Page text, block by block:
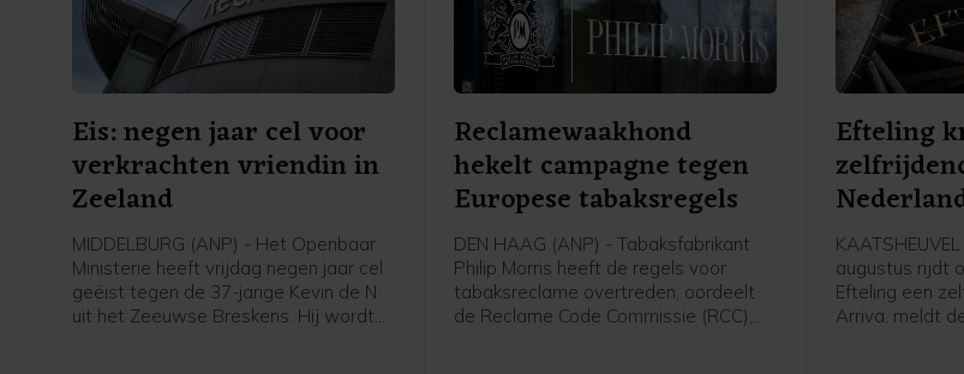
Eis: negen jaar cel voor
verkrachten vriendin in
Zeeland
MIDDELBURG (ANP) - Het Openbaar
Ministerie heeft vrijdag negen jaar cel
geëist tegen de 37-jarige Kevin de N.
uit het Zeeuwse Breskens. Hij wordt
Reclamewaakhond
hekelt campagne tegen
Europese tabaksregels
DEN HAAG (ANP) - Tabaksfabrikant
Philip Morris heeft de regels voor
tabaksreclame overtreden, oordeelt
de Reclame Code Commissie (RCC),
Efteling
augustus rijdt
Efteling een
Arriva, meldt